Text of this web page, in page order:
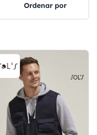
Ordenar por